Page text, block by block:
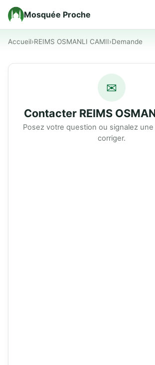
Mosquée Proche
Accueil›REIMS OSMANLI CAMII›Demande
✉
Contacter REIMS
Posez votre question ou signalez
corriger.